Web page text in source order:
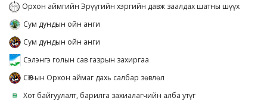
Орхон аймгийн Эрүүгийн хэргийн давж заалдах шатны шүүх
Сум дундын ойн анги
Сум дундын ойн анги
Сэлэнгэ голын сав газрын захиргаа
СӨХ-ын Орхон аймаг дахь салбар зөвлөл
Хот байгуулалт, барилга захиалагчийн алба утүг